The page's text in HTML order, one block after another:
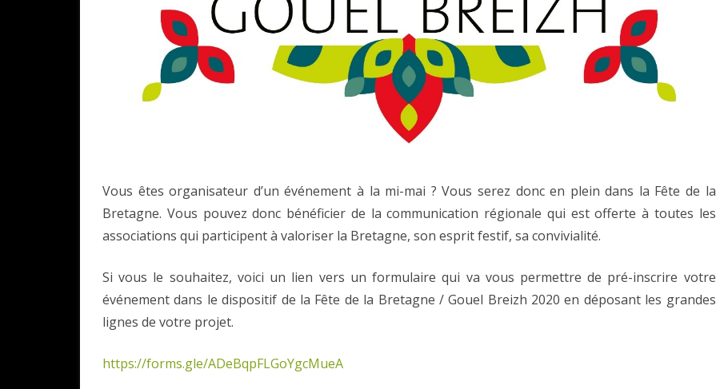
Vous êtes organisateur d’un événement à la mi-mai ? Vous serez donc en plein dans la Fête de la
Bretagne. Vous pouvez donc bénéficier de la communication régionale qui est offerte à toutes les
associations qui participent à valoriser la Bretagne, son esprit festif, sa convivialité.
Si vous le souhaitez, voici un lien vers un formulaire qui va vous permettre de pré-inscrire votre
événement dans le dispositif de la Fête de la Bretagne / Gouel Breizh 2020 en déposant les grandes
lignes de votre projet.
https://forms.gle/ADeBqpFLGoYgcMueA